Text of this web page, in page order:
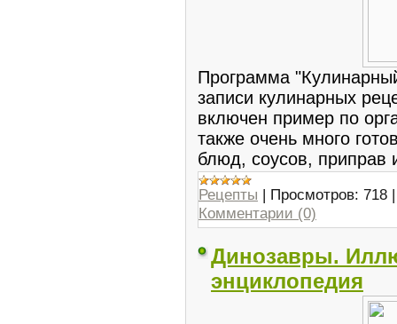
Программа
записи кулинарных
включен пример по
также очень много
блюд, соусов, приправ
Рецепты | Просмотров: 718
Комментарии (0)
Динозавры.
энциклопедия